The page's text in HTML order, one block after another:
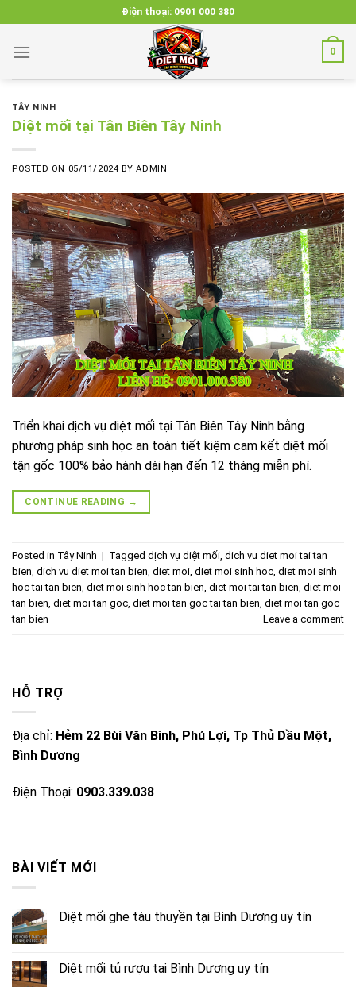
to
content
Điện thoại: 0901 000 380
0
TÂY NINH
Diệt mối tại Tân Biên Tây Ninh
POSTED ON 05/11/2024 BYADMIN
Triển khai dịch vụ diệt mối tại Tân Biên Tây Ninh bằng
phương pháp sinh học an toàn tiết kiệm cam kết diệt mối
tận gốc 100% bảo hành dài hạn đến 12 tháng miễn phí.
CONTINUE READING →
Posted in Tây Ninh | Tagged dịch vụ diệt mối, dich vu diet moi tai tan
bien, dich vu diet moi tan bien, diet moi, diet moi sinh hoc, diet moi sinh
hoc tai tan bien, diet moi sinh hoc tan bien, diet moi tai tan bien, diet moi
tan bien, diet moi tan goc, diet moi tan goc tai tan bien, diet moi tan goc
tan bien
Leave a comment
HỖ TRỢ
Địa chỉ: Hẻm 22 Bùi Văn Bình, Phú Lợi, Tp Thủ Dầu Một,
Bình Dương
Điện Thoại: 0903.339.038
BÀI VIẾT MỚI
Diệt mối ghe tàu thuyền tại Bình Dương uy tín
Diệt mối tủ rượu tại Bình Dương uy tín